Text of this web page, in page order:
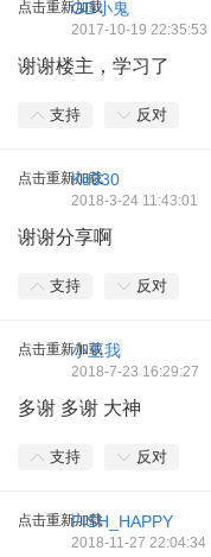
点击重新加载
GD小鬼
2017-10-19 22:35:53
谢谢楼主，学习了
支持 反对
点击重新加载
Kd330
2018-3-24 11:43:01
谢谢分享啊
支持 反对
点击重新加载
小王我
2018-7-23 16:29:27
多谢 多谢 大神
支持 反对
点击重新加载FISH_HAPPY
2018-11-27 22:04:34